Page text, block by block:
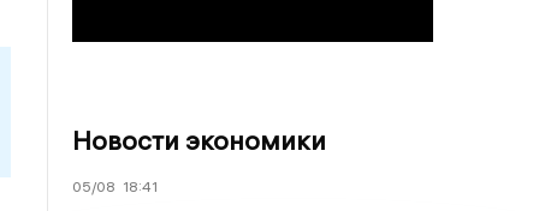
Новости экономики
05/08 18:41